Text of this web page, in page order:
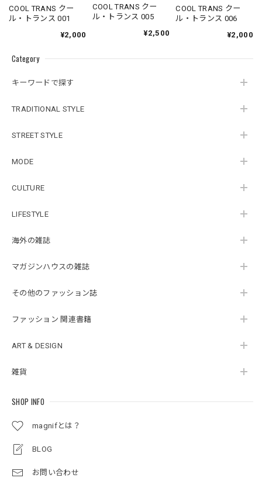
Category
キーワードで探す
TRADITIONAL STYLE
STREET STYLE
MODE
CULTURE
LIFESTYLE
海外の雑誌
マガジンハウスの雑誌
その他のファッション誌
ファッション 関連書籍
ART & DESIGN
雑貨
SHOP INFO
magnifとは？
BLOG
お問い合わせ
COOL TRANS クー
ル・トランス 001
¥2,000
COOL TRANS クー
ル・トランス 005
¥2,500
COOL TRANS クー
ル・トランス 006
¥2,000